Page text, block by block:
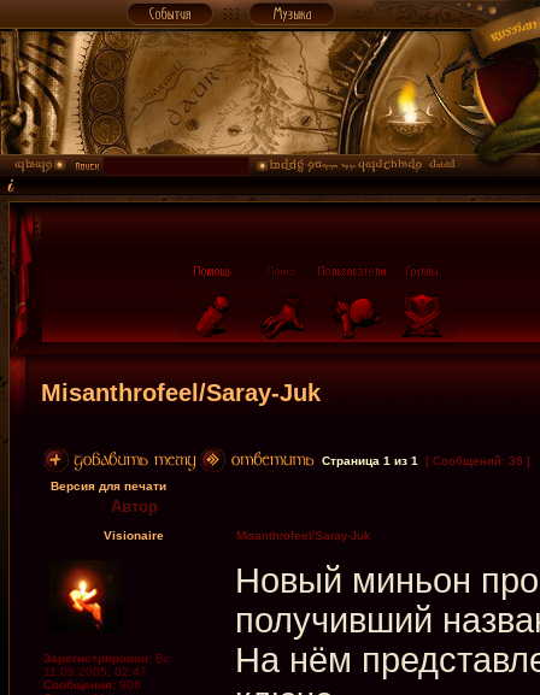
Misanthrofeel/Saray-Juk
Страница 1 из 1
[ Сообщений: 36 ]
Версия для печати
Автор
Visionaire Misanthrofeel/Saray-Juk
Зарегистрирован: Вс
11.09.2005, 02:47
Сообщения: 906
Новый миньон
получивший
На нём